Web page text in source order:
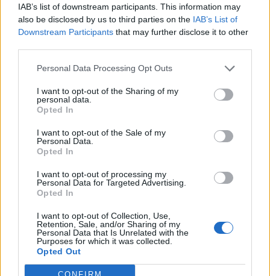
IAB’s list of downstream participants. This information may
also be disclosed by us to third parties on the IAB’s List of
Downstream Participants that may further disclose it to other
Personal Data Processing Opt Outs
I want to opt-out of the Sharing of my
personal data.
Opted In
I want to opt-out of the Sale of my
Personal Data.
Opted In
I want to opt-out of processing my
Personal Data for Targeted Advertising.
Opted In
I want to opt-out of Collection, Use,
Retention, Sale, and/or Sharing of my
Personal Data that Is Unrelated with the
Purposes for which it was collected.
Opted Out
Ахмети кажа што го мачи:
СЛУШАМ, САКААТ ДА СЕ СУДИ
ЗА ВОЕНИТЕ ЗЛОСТРОСТВА НА
УЧК...
ИСТОРИСКО ОБЕДИНУВАЊЕ НА
МАКЕДОНЦИТЕ ВО СРБИЈА:
ФОРМИРАН МАКЕДОНСКИОТ
НАЦИОНАЛЕН СОЈУЗ
Мицкоски откри дека
човекот појма нема од
одлука“
објава на вицепремиерот на
Црна Гора
ТЕМПЕРАТУРАТА ВО СРЕДА ЌЕ